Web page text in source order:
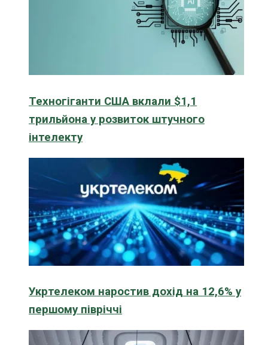
Техногіганти США вклали $1,1
трильйона у розвиток штучного
інтелекту
Укртелеком наростив дохід на 12,6% у
першому півріччі